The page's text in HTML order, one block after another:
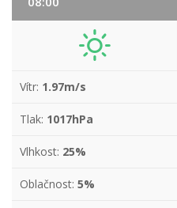
Vítr: 1.97m/s
Tlak: 1017hPa
Vlhkost: 25%
Oblačnost: 5%